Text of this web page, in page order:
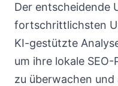
Der entscheidende
fortschrittlichsten
KI-gestützte
um ihre lokale
zu überwachen und